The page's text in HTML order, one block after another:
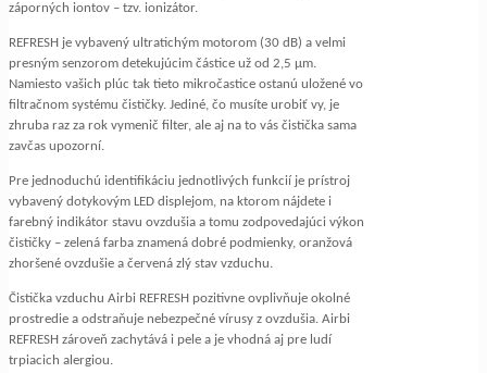
záporných iontov – tzv. ionizátor.
REFRESH je vybavený ultratichým motorom (30 dB) a velmi
presným senzorom detekujúcim částice už od 2,5 μm.
Namiesto vašich plúc tak tieto mikročastice ostanú uložené vo
filtračnom systému čističky. Jediné, čo musíte urobiť vy, je
zhruba raz za rok vymenič filter, ale aj na to vás čistička sama
zavčas upozorní.
Pre jednoduchú identifikáciu jednotlivých funkcií je prístroj
vybavený dotykovým LED displejom, na ktorom nájdete i
farebný indikátor stavu ovzdušia a tomu zodpovedajúci výkon
čističky – zelená farba znamená dobré podmienky, oranžová
zhoršené ovzdušie a červená zlý stav vzduchu.
Čistička vzduchu Airbi REFRESH pozitivne ovplivňuje okolné
prostredie a odstraňuje nebezpečné vírusy z ovzdušia. Airbi
REFRESH zároveň zachytává i pele a je vhodná aj pre ludí
trpiacich alergiou.